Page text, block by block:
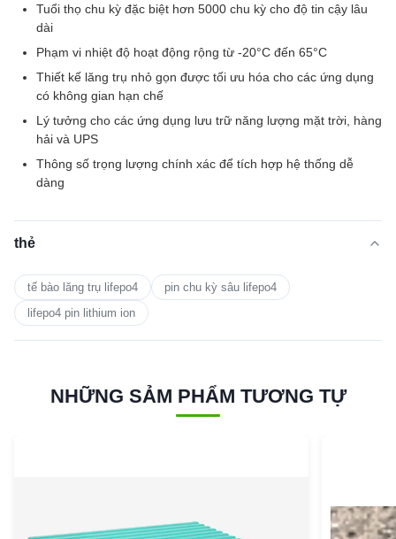
Tuổi thọ chu kỳ đặc biệt hơn 5000 chu kỳ cho độ tin cậy lâu
dài
Phạm vi nhiệt độ hoạt động rộng từ -20°C đến 65°C
Thiết kế lăng trụ nhỏ gọn được tối ưu hóa cho các ứng dụng
có không gian hạn chế
Lý tưởng cho các ứng dụng lưu trữ năng lượng mặt trời, hàng
hải và UPS
Thông số trọng lượng chính xác để tích hợp hệ thống dễ
dàng
thẻ
tế bào lăng trụ lifepo4
pin chu kỳ sâu lifepo4
lifepo4 pin lithium ion
NHỮNG SẢM PHẨM TƯƠNG TỰ